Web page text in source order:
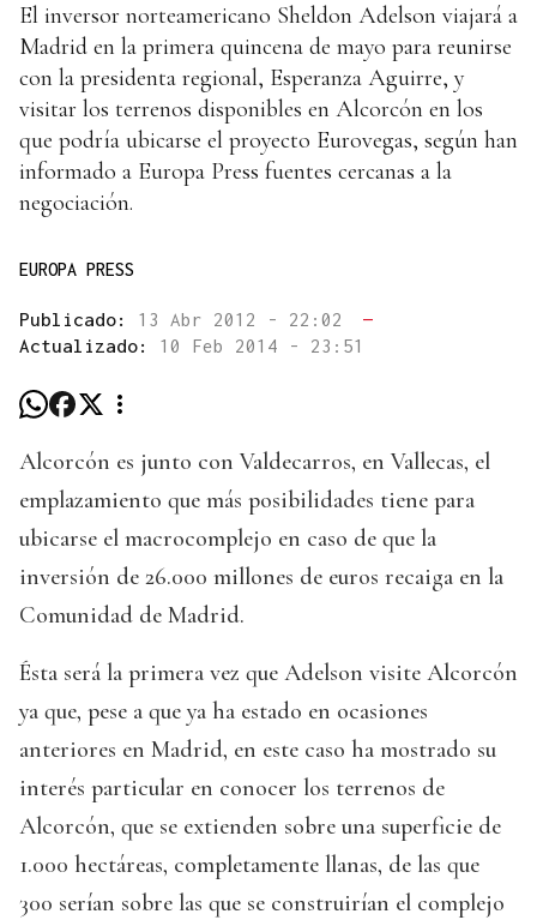
El inversor norteamericano Sheldon Adelson viajará a
Madrid en la primera quincena de mayo para reunirse
con la presidenta regional, Esperanza Aguirre, y
visitar los terrenos disponibles en Alcorcón en los
que podría ubicarse el proyecto Eurovegas, según han
informado a Europa Press fuentes cercanas a la
negociación.
EUROPA PRESS
Publicado: 13 Abr 2012 - 22:02
—
Actualizado: 10 Feb 2014 - 23:51
Alcorcón es junto con Valdecarros, en Vallecas, el
emplazamiento que más posibilidades tiene para
ubicarse el macrocomplejo en caso de que la
inversión de 26.000 millones de euros recaiga en la
Comunidad de Madrid.
Ésta será la primera vez que Adelson visite Alcorcón
ya que, pese a que ya ha estado en ocasiones
anteriores en Madrid, en este caso ha mostrado su
interés particular en conocer los terrenos de
Alcorcón, que se extienden sobre una superficie de
1.000 hectáreas, completamente llanas, de las que
300 serían sobre las que se construirían el complejo